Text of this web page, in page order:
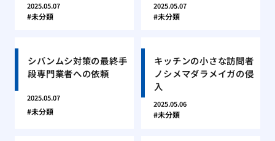
2025.05.07
未分類
2025.05.07
未分類
シバンムシ対策の最終手
段専門業者への依頼
2025.05.07
未分類
キッチンの小さな訪問者
ノシメマダラメイガの侵
入
2025.05.06
未分類